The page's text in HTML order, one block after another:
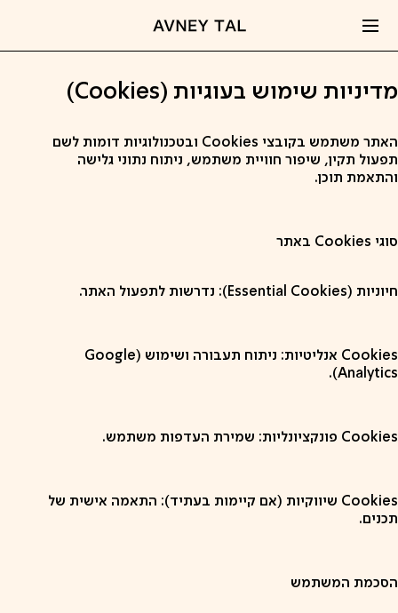
מדיניות שימוש בעוגיות (Cookies)
האתר משתמש בקובצי Cookies ובטכנולוגיות דומות לשם
תפעול תקין, שיפור חוויית משתמש, ניתוח נתוני גלישה
והתאמת תוכן.
סוגי Cookies באתר
חיוניות (Essential Cookies): נדרשות לתפעול האתר.
Cookies אנליטיות: ניתוח תעבורה ושימוש (Google
Analytics).
Cookies פונקציונליות: שמירת העדפות משתמש.
Cookies שיווקיות (אם קיימות בעתיד): התאמה אישית של
תכנים.
הסכמת המשתמש